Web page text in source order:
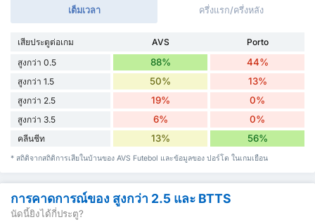
เต็มเวลา ครึ่งแรก/ครึ่งหลัง
เสียประตูต่อเกม AVS
Porto
สูงกว่า 0.5
88% 44%
สูงกว่า 1.5 50% 13%
สูงกว่า 2.5 19% 0%
สูงกว่า 3.5 6% 0%
คลีนชีท 13% 56%
* สถิติจากสถิติการเสียในบ้านของ AVS Futebol และข้อมูลของ ปอร์โต ในเกมเยือน
การคาดการณ์ของ สูงกว่า 2.5 และ BTTS
นัดนี้ยิงได้กี่ประตู?